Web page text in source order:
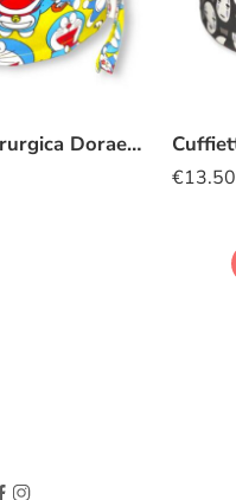
Cuffietta chirurgica Doraemon giallo
€13.50